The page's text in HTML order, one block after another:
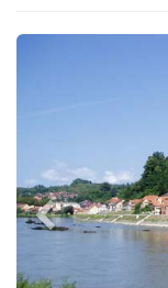
Previous